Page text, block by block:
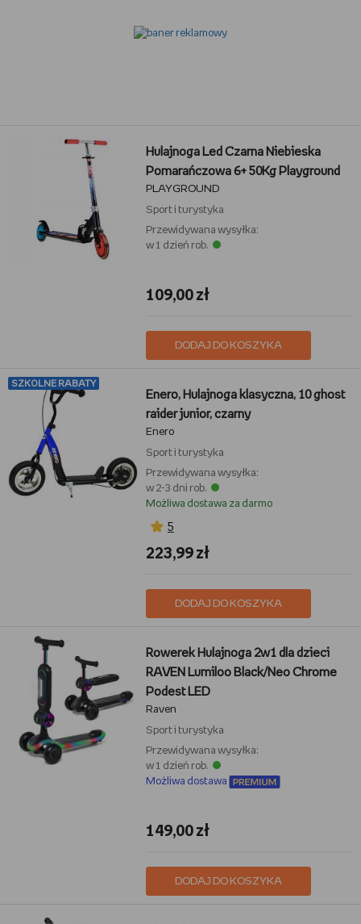
Hulajnoga Led Czarna Niebieska
Pomarańczowa 6+ 50Kg Playground
PLAYGROUND
Sport i turystyka
Przewidywana wysyłka:
w 1 dzień rob.
109,00 zł
DODAJ DO KOSZYKA
SZKOLNE RABATY
Enero, Hulajnoga klasyczna, 10 ghost
raider junior, czarny
Enero
Sport i turystyka
Przewidywana wysyłka:
w 2-3 dni rob.
Możliwa dostawa za darmo
5
223,99 zł
DODAJ DO KOSZYKA
Rowerek Hulajnoga 2w1 dla dzieci
RAVEN Lumiloo Black/Neo Chrome
Podest LED
Raven
Sport i turystyka
Przewidywana wysyłka:
w 1 dzień rob.
Możliwa dostawa
149,00 zł
DODAJ DO KOSZYKA